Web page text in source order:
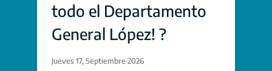
todo el Departamento
General López! ?
Jueves 17, Septiembre 2026